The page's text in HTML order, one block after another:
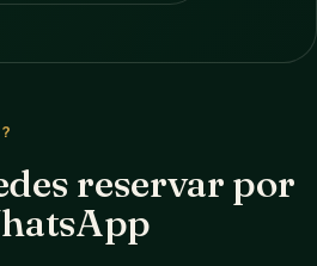
reservar por